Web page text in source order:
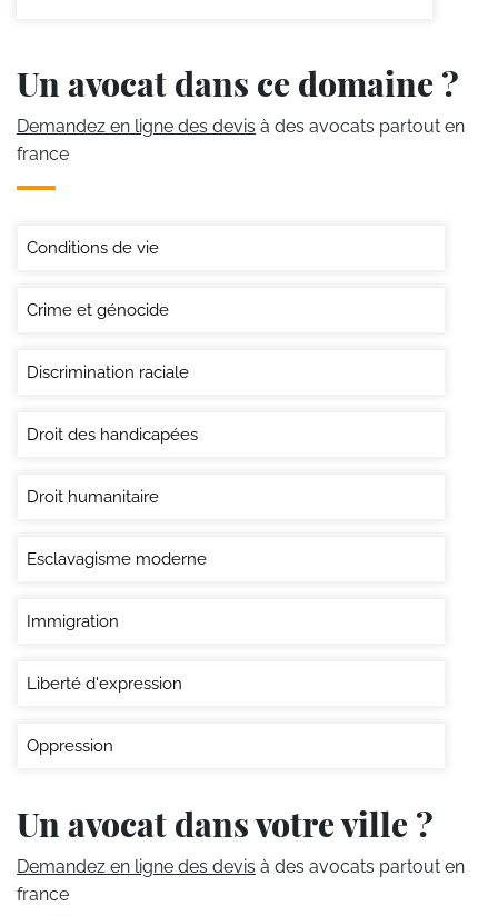
Un avocat dans ce domaine ?
Demandez en ligne des devis à des avocats partout en
france
Conditions de vie
Crime et génocide
Discrimination raciale
Droit des handicapées
Droit humanitaire
Esclavagisme moderne
Immigration
Liberté d'expression
Oppression
Un avocat dans votre ville ?
Demandez en ligne des devis à des avocats partout en
france